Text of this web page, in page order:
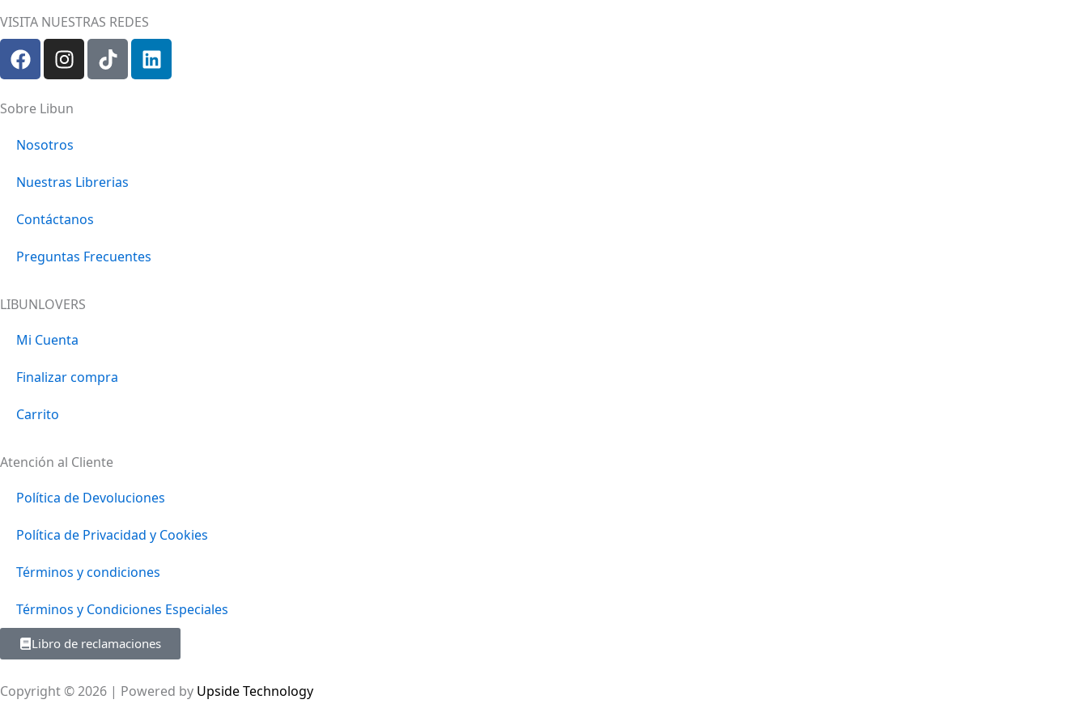
VISITA NUESTRAS REDES
F
a
c
e
o
k
I
n
s
t
g
a
m
T
i
k
L
i
n
Sobre Libun
Nosotros
Nuestras Librerias
Contáctanos
Preguntas Frecuentes
LIBUNLOVERS
Mi Cuenta
Finalizar compra
Carrito
Atención al Cliente
Política de Devoluciones
Política de Privacidad y Cookies
Términos y condiciones
Términos y Condiciones Especiales
Libro de reclamaciones
Copyright © 2026 | Powered by Upside Technology